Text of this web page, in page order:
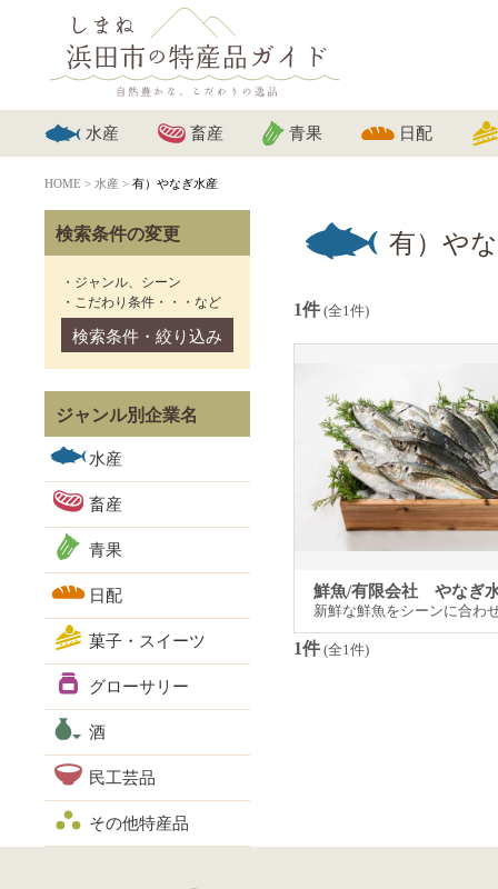
水産 畜産 青果 日配
HOME > 水産 > 有）やなぎ水産
検索条件の変更
・ジャンル、シーン
・こだわり条件・・・など
検索条件・絞り込み
ジャンル別企業名
水産
畜産
青果
日配
菓子・スイーツ
グローサリー
酒
民工芸品
その他特産品
有）や
1件 (全1件)
鮮魚/有限会社 やなぎ
新鮮な鮮魚をシーンに合わ
1件 (全1件)